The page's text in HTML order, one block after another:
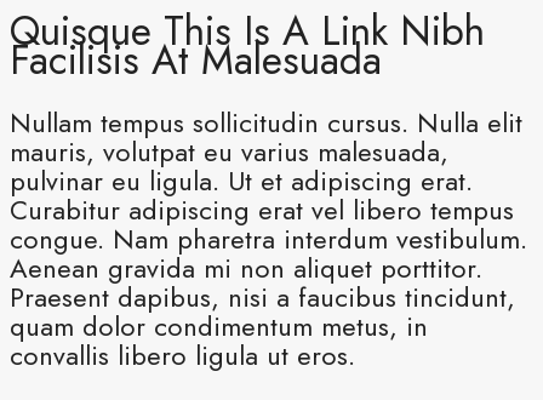
Quisque This Is A Link Nibh
Facilisis At Malesuada
Nullam tempus sollicitudin cursus. Nulla elit
mauris, volutpat eu varius malesuada,
pulvinar eu ligula. Ut et adipiscing erat.
Curabitur adipiscing erat vel libero tempus
congue. Nam pharetra interdum vestibulum.
Aenean gravida mi non aliquet porttitor.
Praesent dapibus, nisi a faucibus tincidunt,
quam dolor condimentum metus, in
convallis libero ligula ut eros.